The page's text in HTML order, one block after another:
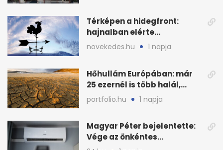
Térképen a hidegfront:
hajnalban elérte
Magyarország határát
novekedes.hu 1 napja
Hőhullám Európában: már
25 ezernél is több halál,
folytatódhat
portfolio.hu 1 napja
Magyar Péter bejelentette:
Vége az önkéntes
fogyasztáscsökkentésnek